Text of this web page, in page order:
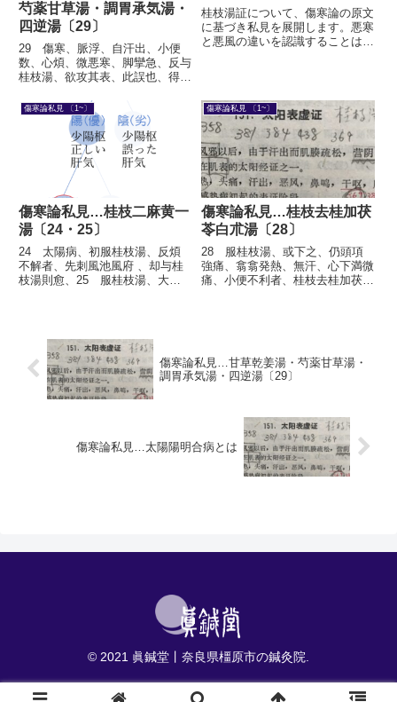
芍薬甘草湯・調胃承気湯・
四逆湯〔29〕
29 傷寒、脈浮、自汗出、小便
数、心煩、微悪寒、脚攣急、反与
桂枝湯、欲攻其表、此誤也、得
作甘草乾姜湯与之、以復其陽、若
厥愈足温者、更作芍薬甘草湯与
之、其脚即伸、若胃気不和、譫語
者、少与調胃承気湯、若重発汗、
桂枝湯証について、傷寒論の原文
に基づき私見を展開します。悪寒
と悪風の違いを認識することは、
て発熱す…芸術的とも言える張仲
景の文章に迫ります。
傷寒論私見 〔1~〕
傷寒論私見…桂枝二麻黄一
湯〔24・25〕
24 太陽病、初服桂枝湯、反煩
不解者、先刺風池風府 、却与桂
枝湯則愈、25 服桂枝湯、大汗
ら▶文の構成 ①②と③24条と
25条は、合わせて読んでいきま
す...
傷寒論私見 〔1~〕
傷寒論私見…桂枝去桂加茯
苓白朮湯〔28〕
28 服桂枝湯、或下之、仍頭項
強痛、翕翕発熱、無汗、心下満微
痛、小便不利者、桂枝去桂加茯苓
満...
傷寒論私見…甘草乾姜湯・芍薬甘草湯・
調胃承気湯・四逆湯〔29〕
傷寒論私見…太陽陽明合病とは
© 2021 眞鍼堂丨奈良県橿原市の鍼灸院.